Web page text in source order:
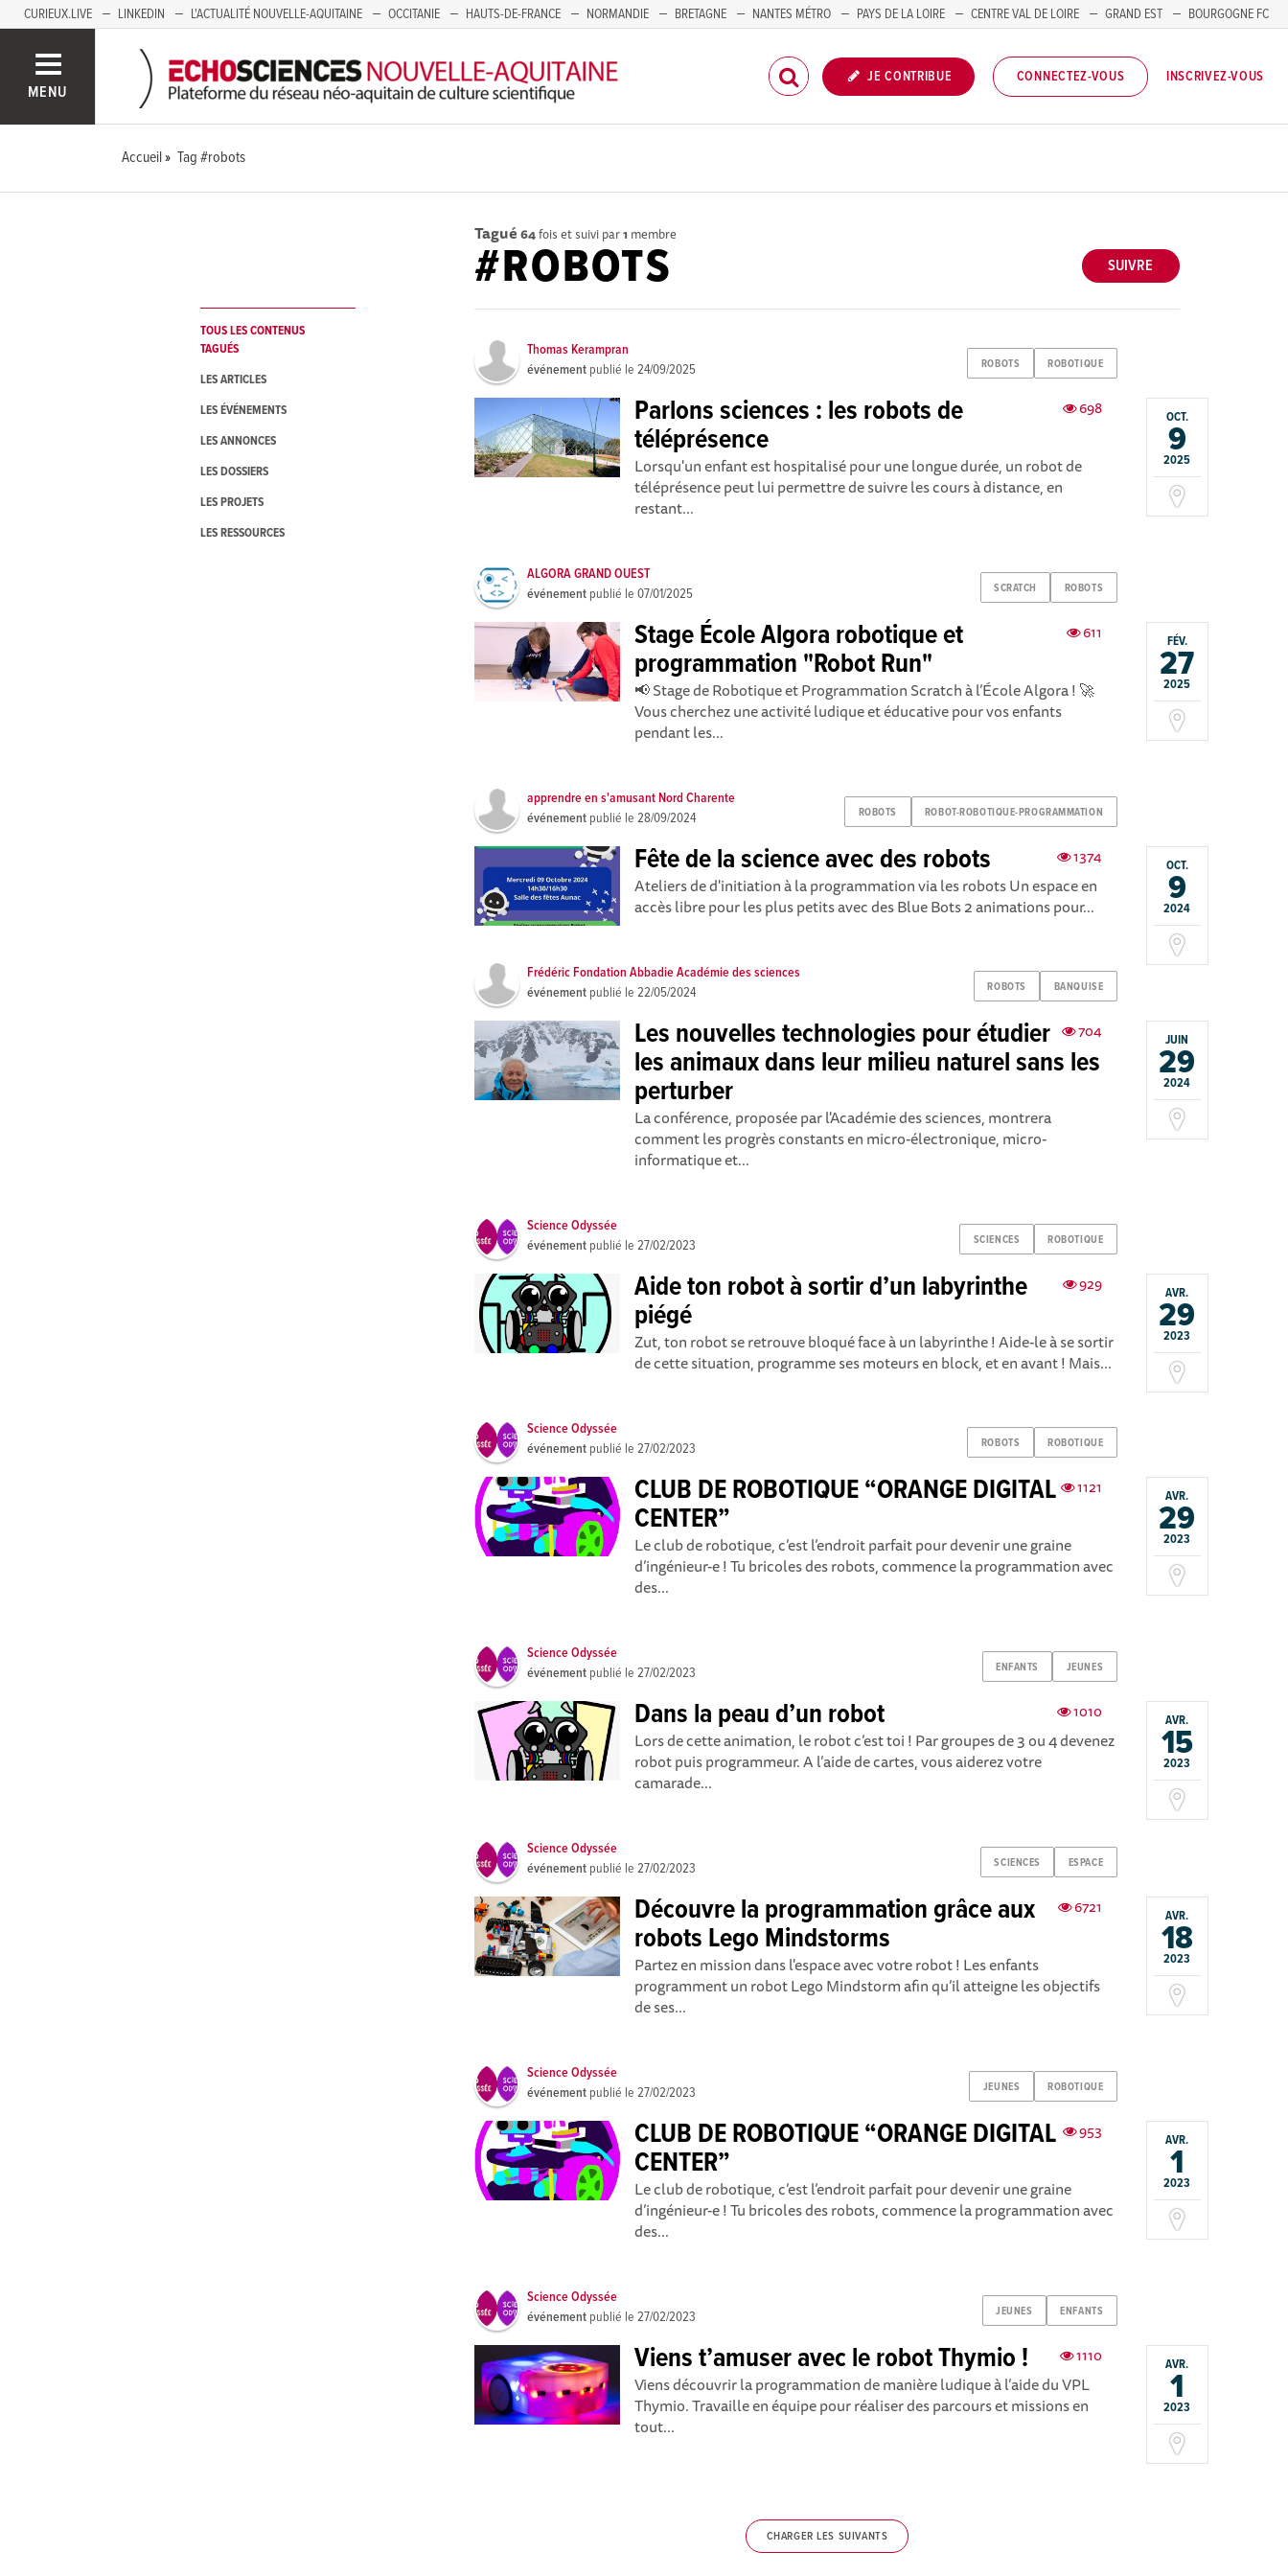
CURIEUX.LIVE LINKEDIN L'ACTUALITÉ NOUVELLE-AQUITAINE OCCITANIE HAUTS-DE-FRANCE NORMANDIE BRETAGNE NANTES MÉTRO PAYS DE LA LOIRE CENTRE VAL DE LOIRE GRAND EST
BOURGOGNE FC
MENU
JE CONTRIBUE CONNECTEZ-VOUS INSCRIVEZ-VOUS
Accueil Tag #robots
TOUS LES CONTENUS
TAGUÉS
LES ARTICLES
LES ÉVÉNEMENTS
LES ANNONCES
LES DOSSIERS
LES PROJETS
LES RESSOURCES
Tagué 64fois et suivi par1 membre
SUIVRE
#ROBOTS
ROBOTS ROBOTIQUE
Thomas Kerampran
événement publié le24/09/2025
OCT.
9
2025
698
Parlons sciences : les robots de
téléprésence
Lorsqu'un enfant est hospitalisé pour une longue durée, un robot de
téléprésence peut lui permettre de suivre les cours à distance, en
restant...
SCRATCH ROBOTS
ALGORA GRAND OUEST
événement publié le07/01/2025
FÉV.
27
2025
611
Stage École Algora robotique et
programmation "Robot Run"
📢 Stage de Robotique et Programmation Scratch à l’École Algora ! 🚀
Vous cherchez une activité ludique et éducative pour vos enfants
pendant les...
ROBOTS ROBOT-ROBOTIQUE-PROGRAMMATION
apprendre en s'amusant Nord Charente
événement publié le28/09/2024
OCT.
9
2024
1374
Fête de la science avec des robots
Ateliers de d'initiation à la programmation via les robots Un espace en
accès libre pour les plus petits avec des Blue Bots 2 animations pour...
ROBOTS BANQUISE
Frédéric Fondation Abbadie Académie des sciences
événement publié le22/05/2024
JUIN
29
2024
704
Les nouvelles technologies pour étudier
les animaux dans leur milieu naturel sans les
perturber
La conférence, proposée par l'Académie des sciences, montrera
comment les progrès constants en micro-électronique, micro-
informatique et...
SCIENCES ROBOTIQUE
Science Odyssée
événement publié le27/02/2023
AVR.
29
2023
929
Aide ton robot à sortir d’un labyrinthe
piégé
Zut, ton robot se retrouve bloqué face à un labyrinthe ! Aide-le à se sortir
de cette situation, programme ses moteurs en block, et en avant ! Mais...
ROBOTS ROBOTIQUE
Science Odyssée
événement publié le27/02/2023
AVR.
29
2023
1121
CLUB DE ROBOTIQUE “ORANGE DIGITAL
CENTER”
Le club de robotique, c’est l’endroit parfait pour devenir une graine
d’ingénieur-e ! Tu bricoles des robots, commence la programmation avec
des...
ENFANTS JEUNES
Science Odyssée
événement publié le27/02/2023
AVR.
15
2023
1010
Dans la peau d’un robot
Lors de cette animation, le robot c’est toi ! Par groupes de 3 ou 4 devenez
robot puis programmeur. A l’aide de cartes, vous aiderez votre
camarade...
SCIENCES ESPACE
Science Odyssée
événement publié le27/02/2023
AVR.
18
2023
6721
Découvre la programmation grâce aux
robots Lego Mindstorms
Partez en mission dans l'espace avec votre robot ! Les enfants
programment un robot Lego Mindstorm afin qu’il atteigne les objectifs
de ses...
JEUNES ROBOTIQUE
Science Odyssée
événement publié le27/02/2023
AVR.
1
2023
953
CLUB DE ROBOTIQUE “ORANGE DIGITAL
CENTER”
Le club de robotique, c’est l’endroit parfait pour devenir une graine
d’ingénieur-e ! Tu bricoles des robots, commence la programmation avec
des...
JEUNES ENFANTS
Science Odyssée
événement publié le27/02/2023
AVR.
1
2023
1110
Viens t’amuser avec le robot Thymio !
Viens découvrir la programmation de manière ludique à l’aide du VPL
Thymio. Travaille en équipe pour réaliser des parcours et missions en
tout...
CHARGER LES SUIVANTS